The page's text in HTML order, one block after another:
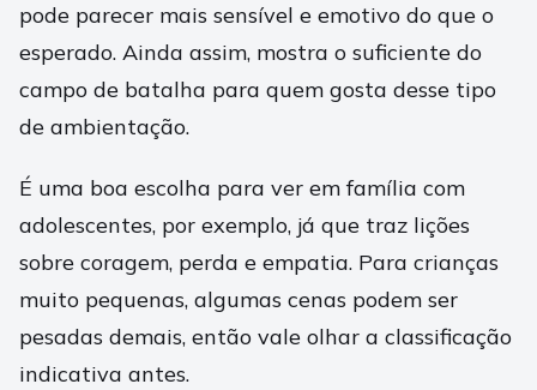
pode parecer mais sensível e emotivo do que o
esperado. Ainda assim, mostra o suficiente do
campo de batalha para quem gosta desse tipo
de ambientação.
É uma boa escolha para ver em família com
adolescentes, por exemplo, já que traz lições
sobre coragem, perda e empatia. Para crianças
muito pequenas, algumas cenas podem ser
pesadas demais, então vale olhar a classificação
indicativa antes.